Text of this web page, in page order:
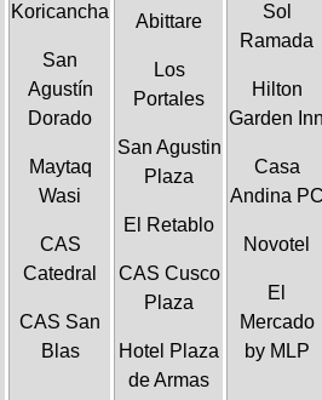
Koricancha
San
Agustín
Dorado
Maytaq
Wasi
CAS
Catedral
CAS San
Blas
Abittare
Los
Portales
San Agustin
Plaza
El Retablo
CAS Cusco
Plaza
Hotel Plaza
de Armas
Sol
Ramada
Hilton
Garden
Casa
Andina
Novotel
El
Mercado
by MLP